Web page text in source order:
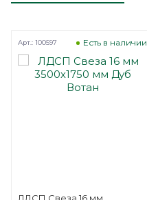
Есть в наличии
Арт.: 100597